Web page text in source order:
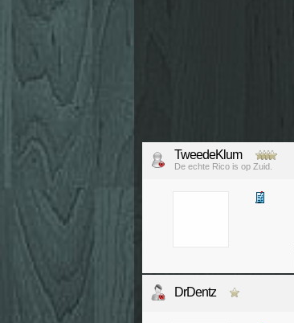
TweedeKlum
De echte Rico is op Zuid.
DrDentz